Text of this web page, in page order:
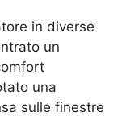
in diverse
un
una
sulle finestre